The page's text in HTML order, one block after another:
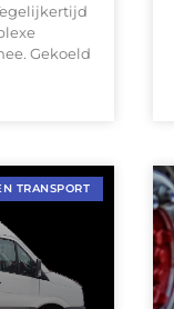
Gekoeld
TRANSPORT